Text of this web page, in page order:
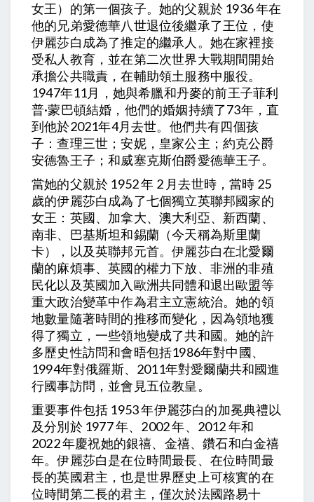
女王）的第一個孩子。她的父親於 1936 年在
他的兄弟愛德華八世退位後繼承了王位，使
伊麗莎白成為了推定的繼承人。她在家裡接
受私人教育，並在第二次世界大戰期間開始
承擔公共職責，在輔助領土服務中服役。
1947年11月，她與希臘和丹麥的前王子菲利
普·蒙巴頓結婚，他們的婚姻持續了73年，直
到他於2021年4月去世。他們共有四個孩
子：查理三世；安妮，皇家公主；約克公爵
安德魯王子；和威塞克斯伯爵愛德華王子。
當她的父親於 1952 年 2 月去世時，當時 25
歲的伊麗莎白成為了七個獨立英聯邦國家的
女王：英國、加拿大、澳大利亞、新西蘭、
南非、巴基斯坦和錫蘭（今天稱為斯里蘭
卡），以及英聯邦元首。伊麗莎白在北愛爾
蘭的麻煩事、英國的權力下放、非洲的非殖
民化以及英國加入歐洲共同體和退出歐盟等
重大政治變革中作為君主立憲統治。她的領
地數量隨著時間的推移而變化，因為領地獲
得了獨立，一些領地變成了共和國。她的許
多歷史性訪問和會晤包括1986年對中國、
1994年對俄羅斯、2011年對愛爾蘭共和國進
行國事訪問，並會見五位教皇。
重要事件包括 1953 年伊麗莎白的加冕典禮以
及分別於 1977 年、2002 年、2012 年和
2022 年慶祝她的銀禧、金禧、鑽石和白金禧
年。伊麗莎白是在位時間最長、在位時間最
長的英國君主，也是世界歷史上可核實的在
位時間第二長的君主，僅次於法國路易十